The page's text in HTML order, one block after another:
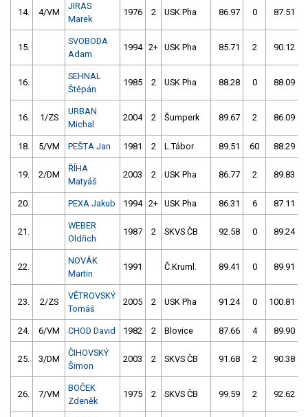
14. 4/VM
JIRAS
Marek
1976 2 USK Pha 86.97 0 87.51
15.
SVOBODA
Adam
1994 2+ USK Pha 85.71 2 90.12
16.
SEHNAL
Štěpán
1985 2 USK Pha 88.28 0 88.09
16. 1/ZS
URBAN
Michal
2004 2 Šumperk 89.67 2 86.09
18. 5/VM PEŠTA Jan 1981 2 L.Tábor 89.51 60 88.29
19. 2/DM
ŘÍHA
Matyáš
2003 2 USK Pha 86.77 2 89.83
20. PEXA Jakub 1994 2+ USK Pha 86.31 6 87.11
21.
WEBER
Oldřich
1987 2 SKVS ČB 92.58 0 89.24
22.
NOVÁK
Martin
1991 Č.Kruml. 89.41 0 89.91
23. 2/ZS
VĚTROVSKÝ
Tomáš
2005 2 USK Pha 91.24 0 100.81
24. 6/VM CHOD David 1982 2 Blovice 87.66 4 89.90
25. 3/DM
ČIHOVSKÝ
Šimon
2003 2 SKVS ČB 91.68 2 90.38
26. 7/VM
BOČEK
Zdeněk
1975 2 SKVS ČB 99.59 2 92.62